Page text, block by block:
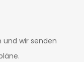
und wir senden